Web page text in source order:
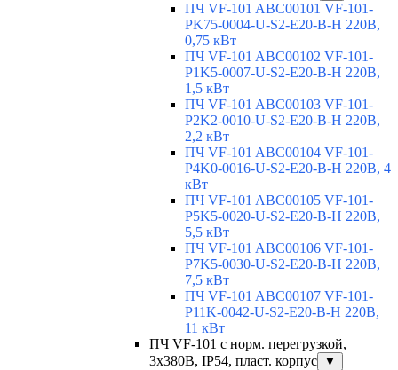
ПЧ VF-101 ABC00101 VF-101-
PK75-0004-U-S2-E20-B-H 220В,
0,75 кВт
ПЧ VF-101 ABC00102 VF-101-
P1K5-0007-U-S2-E20-B-H 220В,
1,5 кВт
ПЧ VF-101 ABC00103 VF-101-
P2K2-0010-U-S2-E20-B-H 220В,
2,2 кВт
ПЧ VF-101 ABC00104 VF-101-
P4K0-0016-U-S2-E20-B-H 220В, 4
кВт
ПЧ VF-101 ABC00105 VF-101-
P5K5-0020-U-S2-E20-B-H 220В,
5,5 кВт
ПЧ VF-101 ABC00106 VF-101-
P7K5-0030-U-S2-E20-B-H 220В,
7,5 кВт
ПЧ VF-101 ABC00107 VF-101-
P11K-0042-U-S2-E20-B-H 220В,
11 кВт
ПЧ VF-101 с норм. перегрузкой,
3х380В, IP54, пласт. корпус
▼